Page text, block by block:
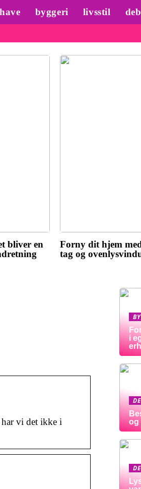
have byggeri livsstil
bliver en
Forny dit hjem
tag og
vi det ikke i
i
og